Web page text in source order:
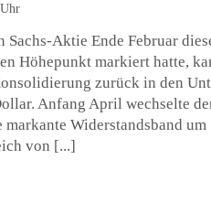
Sachs-Aktie Ende Februar
Höhepunkt markiert hatte,
zurück in den
Anfang April wechselte
markante Widerstandsband
von [...]